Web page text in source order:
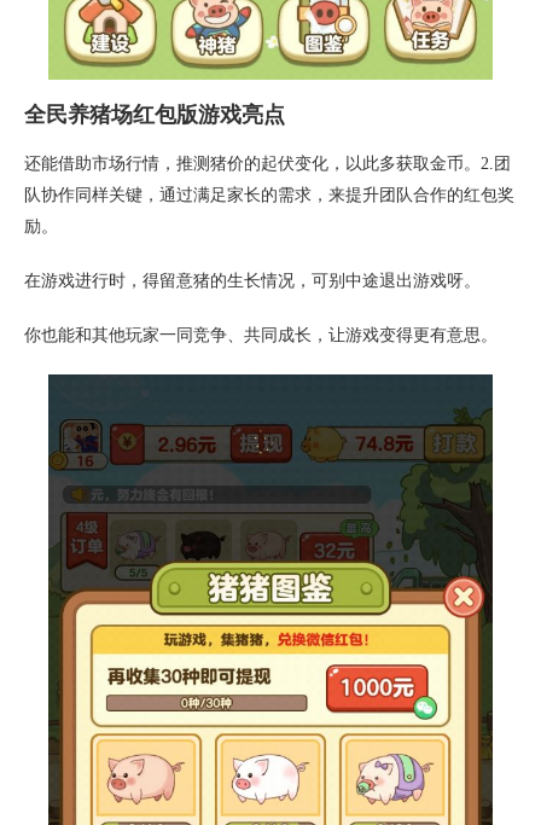
全民养猪场红包版游戏亮点
还能借助市场行情，推测猪价的起伏变化，以此多获取金币。2.团
队协作同样关键，通过满足家长的需求，来提升团队合作的红包奖
励。
在游戏进行时，得留意猪的生长情况，可别中途退出游戏呀。
你也能和其他玩家一同竞争、共同成长，让游戏变得更有意思。